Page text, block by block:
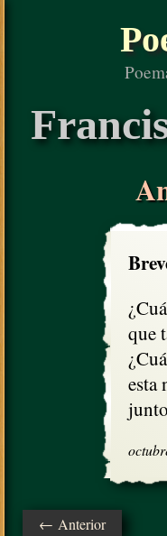
que
esta
← Anterior